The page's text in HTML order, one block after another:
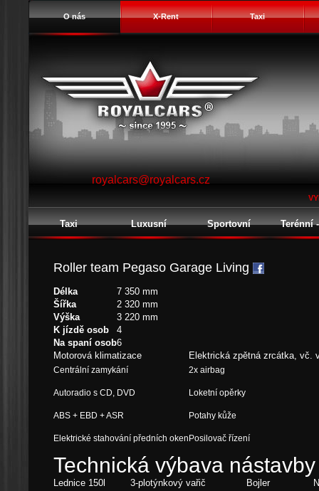
O nás X-Rent Taxi
royalcars@royalcars.cz
Taxi Luxusní Sportovní Terénní
Roller team Pegaso Garage Living
Délka
7 350 mm
Šířka
2 320 mm
Výška
3 220 mm
K jízdě osob
4
Na spaní osob6
Motorová klimatizace
Centrální zamykání
Autoradio s CD, DVD
ABS + EBD + ASR
Elektrické stahování předních oken
Elektrická zpětná zrcátka, vč.
2x airbag
Loketní opěrky
Potahy kůže
Posilovač řízení
Technická výbava
Lednice 150l 3-plotýnkový vařič Bojler